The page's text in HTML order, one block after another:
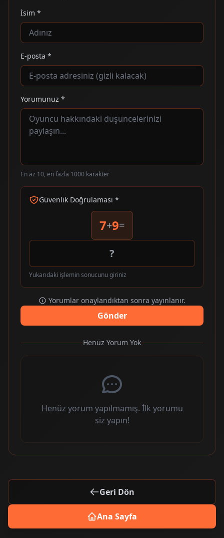
İsim *
E-posta *
Yorumunuz *
En az 10, en fazla 1000 karakter
Güvenlik Doğrulaması *
7+9=
Yukarıdaki işlemin sonucunu giriniz
Yorumlar onaylandıktan sonra yayınlanır.
Gönder
Henüz Yorum Yok
Henüz yorum yapılmamış. İlk yorumu
siz yapın!
Geri Dön
Ana Sayfa